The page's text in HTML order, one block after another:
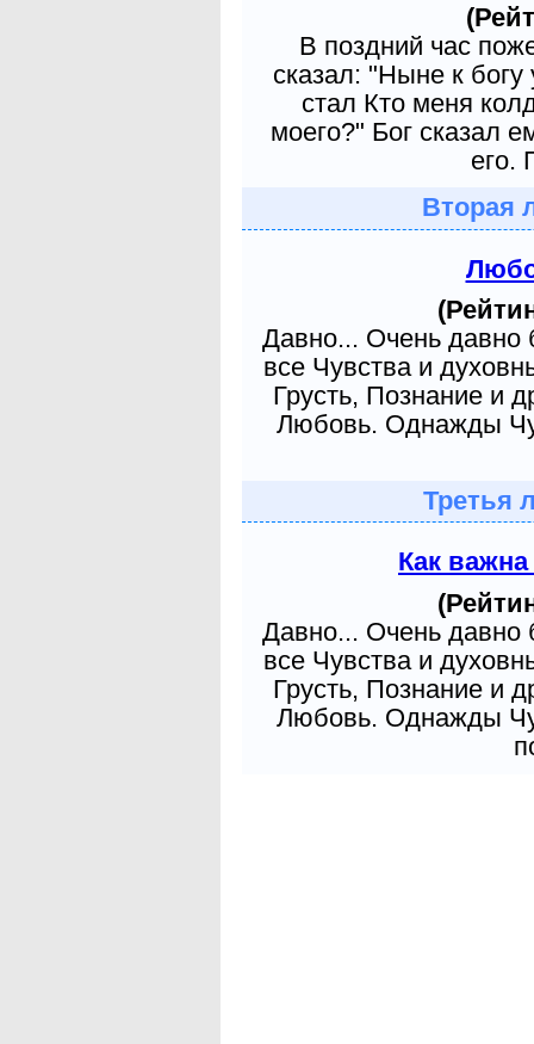
В поздний час
сказал: "Ныне к
стал Кто меня
моего?" Бог сказал
его.
Вторая
Давно... Очень давно
все Чувства и
Грусть, Познание и
Любовь. Однажды
Третья
Как
Давно... Очень давно
все Чувства и
Грусть, Познание и
Любовь. Однажды